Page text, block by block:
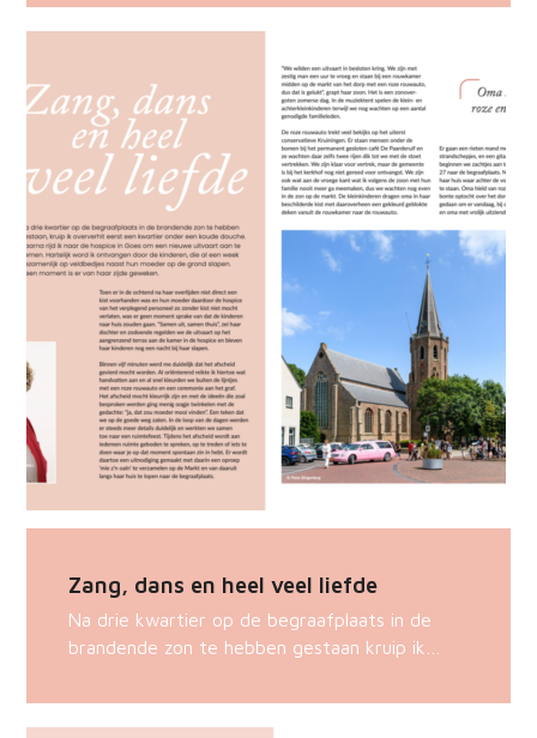
Zang, dans en heel veel liefde
Na drie kwartier op de begraafplaats in de
brandende zon te hebben gestaan kruip ik…